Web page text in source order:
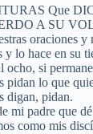
Que
A SU
oraciones y
y lo hace en su
ocho, si
pidan lo que
digan, pidan.
mi padre que
como mis